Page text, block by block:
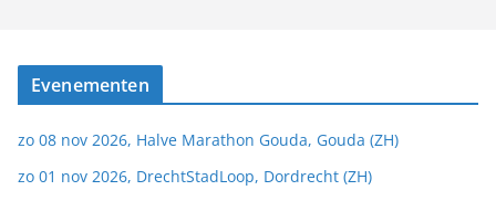
Evenementen
zo 08 nov 2026, Halve Marathon Gouda, Gouda (ZH)
zo 01 nov 2026, DrechtStadLoop, Dordrecht (ZH)